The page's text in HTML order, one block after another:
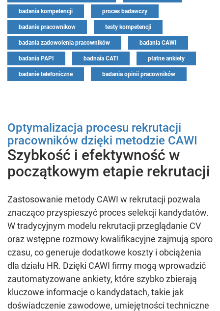
badania kompetencji proces badawczy
badanie pracownikow testy kompetencji
badania zadowolenia pracowników badania CAWI
badania PAPI badnaia CATI płatne ankiety
badanie telefoniczne badania opinii pracowników
Optymalizacja procesu rekrutacji
pracowników dzięki metodzie CAWI
Szybkość i efektywność w
początkowym etapie rekrutacji
Zastosowanie metody CAWI w rekrutacji pozwala
znacząco przyspieszyć proces selekcji kandydatów.
W tradycyjnym modelu rekrutacji przeglądanie CV
oraz wstępne rozmowy kwalifikacyjne zajmują sporo
czasu, co generuje dodatkowe koszty i obciążenia
dla działu HR. Dzięki CAWI firmy mogą wprowadzić
zautomatyzowane ankiety, które szybko zbierają
kluczowe informacje o kandydatach, takie jak
doświadczenie zawodowe, umiejętności techniczne